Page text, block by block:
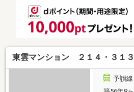
東雲マンション ２１４・３１
予讃